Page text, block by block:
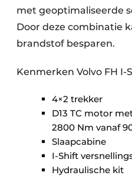
met geoptimaliseerde
Door deze combinatie
brandstof besparen.
Kenmerken Volvo FH I-
4×2 trekker
D13 TC motor
2800 Nm vanaf
Slaapcabine
I-Shift
Hydraulische kit